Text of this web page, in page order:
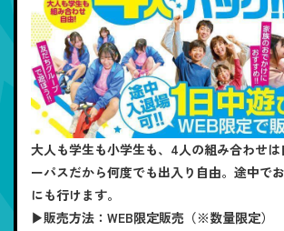
大人も学生も小学生も、4人の組み合わせは
ーパスだから何度でも出入り自由。途中で
にも行けます。
▶販売方法：WEB限定販売（※数量限定）